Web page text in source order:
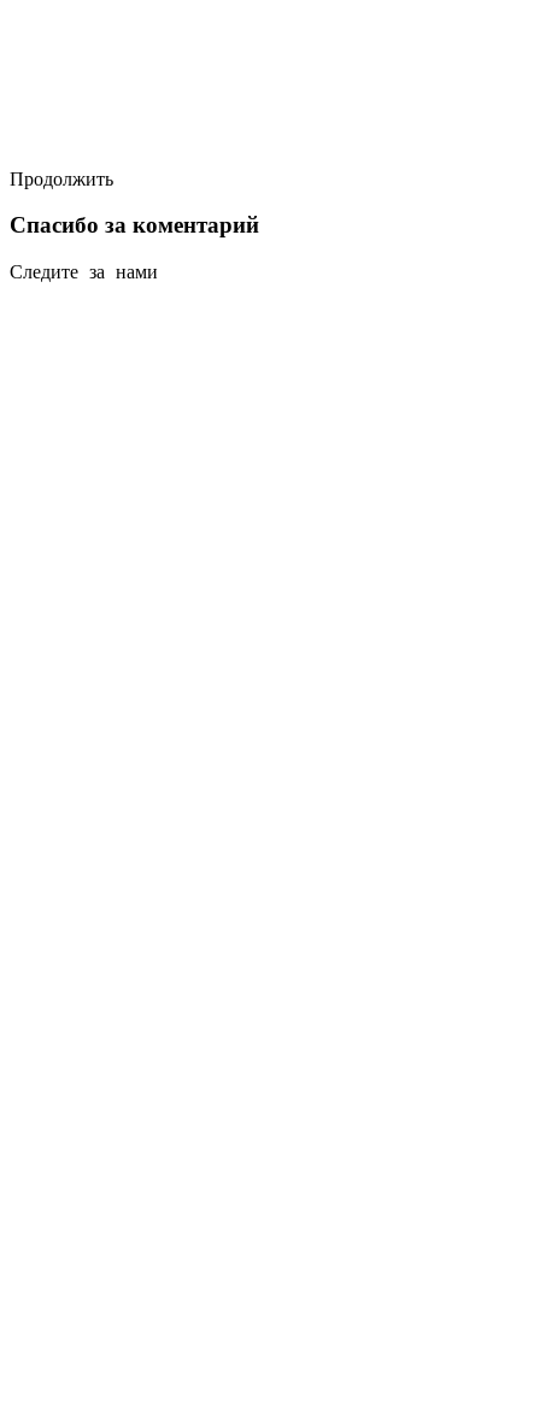
Продолжить
Спасибо за коментарий
Следите за нами